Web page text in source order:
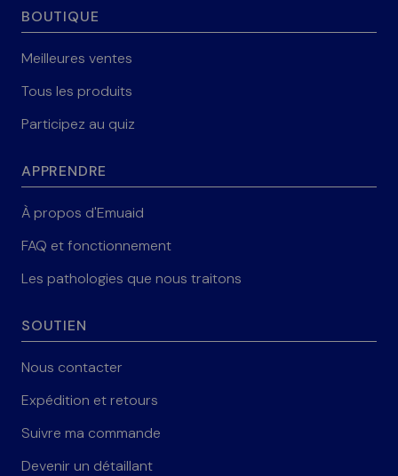
BOUTIQUE
Meilleures ventes
Tous les produits
Participez au quiz
APPRENDRE
À propos d'Emuaid
FAQ et fonctionnement
Les pathologies que nous traitons
SOUTIEN
Nous contacter
Expédition et retours
Suivre ma commande
Devenir un détaillant